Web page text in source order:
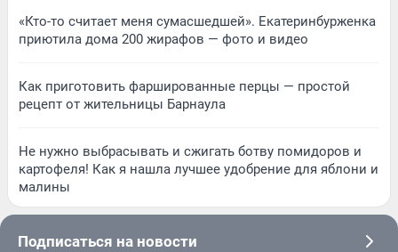
«Кто-то считает меня сумасшедшей». Екатеринбурженка
приютила дома 200 жирафов — фото и видео
Как приготовить фаршированные перцы — простой
рецепт от жительницы Барнаула
Не нужно выбрасывать и сжигать ботву помидоров и
картофеля! Как я нашла лучшее удобрение для яблони и
малины
Подписаться на новости